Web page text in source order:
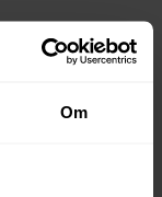
Om